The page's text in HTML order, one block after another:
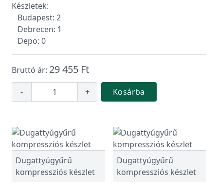
Készletek:
Budapest: 2
Debrecen: 1
Depo: 0
Bruttó ár: 29 455 Ft
- + Kosárba
Dugattyúgyűrű
kompressziós készlet
Dugattyúgyűrű
kompressziós készlet